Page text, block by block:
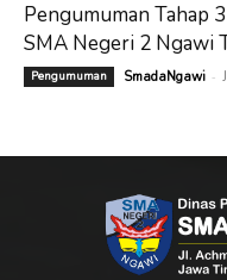
Pengumuman Tahap
SMA Negeri 2 Ngawi
Pengumuman SmadaNgawi -